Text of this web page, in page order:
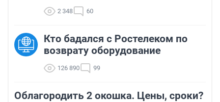
2 348 60
Кто бадался с Ростелеком по
возврату оборудование
126 890 99
Облагородить 2 окошка. Цены, сроки?